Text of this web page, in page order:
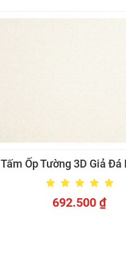
Tấm Ốp Tường 3D Giả Đá
692.500 ₫